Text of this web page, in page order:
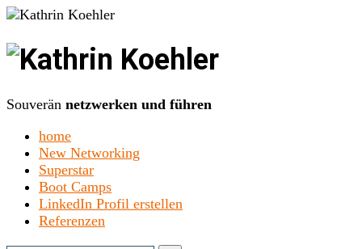
Kathrin
Koehler
Souverän netzwerken und führen
home
New Networking
Superstar
Boot Camps
LinkedIn Profil erstellen
Referenzen